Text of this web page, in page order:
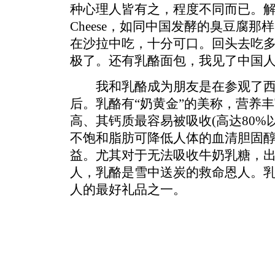
种心理人皆有之，程度不同而已。
Cheese，如同中国发酵的臭豆腐那
在沙拉中吃，十分可口。回头去吃
极了。还有乳酪面包，我见了中国
我和乳酪成为朋友是在参观了西
后。乳酪有“奶黄金”的美称，营养
高、其钙质最容易被吸收(高达80%
不饱和脂肪可降低人体的血清胆固
益。尤其对于无法吸收牛奶乳糖，
人，乳酪是雪中送炭的救命恩人。
人的最好礼品之一。